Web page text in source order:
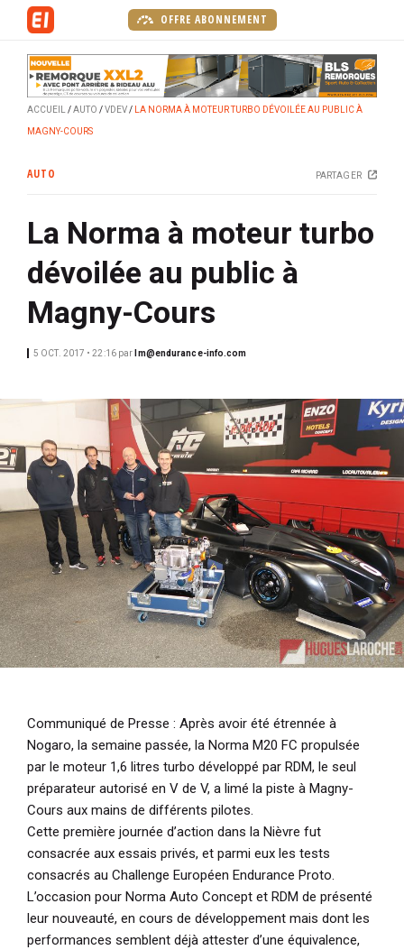
c
p
a
OFFRE ABONNEMENT
ACCUEIL AUTO VDEV LA NORMA À MOTEUR TURBO DÉVOILÉE AU PUBLIC À
MAGNY-COURS
AUTO PARTAGER
La Norma à moteur turbo
dévoilée au public à
Magny-Cours
5 OCT. 2017 • 22:16 par lm@endurance-info.com
Communiqué de Presse : Après avoir été étrennée à
Nogaro, la semaine passée, la Norma M20 FC propulsée
par le moteur 1,6 litres turbo développé par RDM, le seul
préparateur autorisé en V de V, a limé la piste à Magny-
Cours aux mains de différents pilotes.
Cette première journée d’action dans la Nièvre fut
consacrée aux essais privés, et parmi eux les tests
consacrés au Challenge Européen Endurance Proto.
L’occasion pour Norma Auto Concept et RDM de présenté
leur nouveauté, en cours de développement mais dont les
performances semblent déjà attester d’une équivalence,